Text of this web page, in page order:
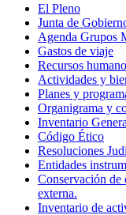
El Pleno
Junta de
Agenda Grupos
Gastos de viaje
Recursos
Actividades y
Planes y
Organigrama y
Inventario
Código Ético
Resoluciones
Entidades
Conservación de
externa.
Inventario de